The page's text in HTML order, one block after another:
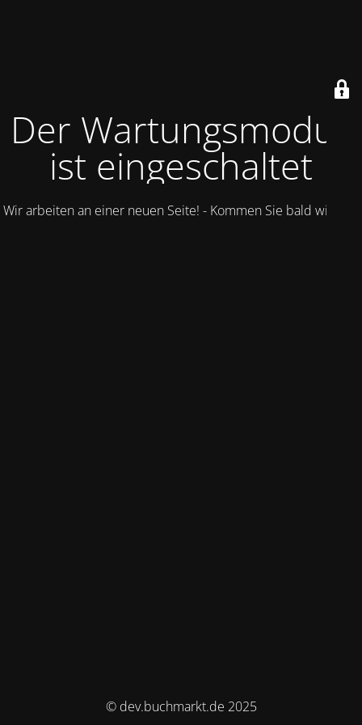
Der Wartungsmodus
ist eingeschaltet
Wir arbeiten an einer neuen Seite! - Kommen Sie bald wieder.
© dev.buchmarkt.de 2025